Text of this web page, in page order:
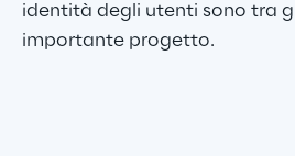
identità degli utenti sono tra
importante progetto.